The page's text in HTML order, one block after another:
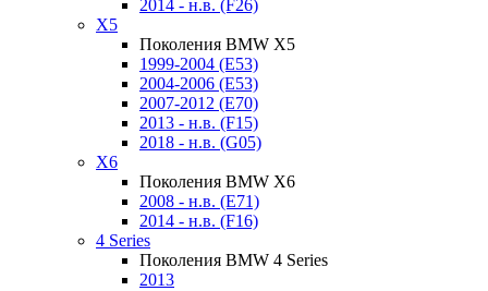
2014 - н.в. (F26)
X5
Поколения BMW X5
1999-2004 (E53)
2004-2006 (E53)
2007-2012 (E70)
2013 - н.в. (F15)
2018 - н.в. (G05)
X6
Поколения BMW X6
2008 - н.в. (E71)
2014 - н.в. (F16)
4 Series
Поколения BMW 4 Series
2013